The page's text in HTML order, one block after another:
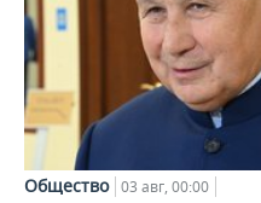
Общество 03 авг, 00:00